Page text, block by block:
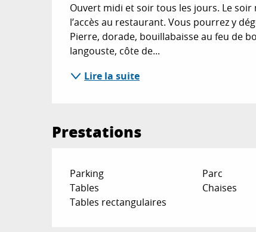
Ouvert midi et soir tous les jours. Le
l’accès au restaurant. Vous pourrez y
Pierre, dorade, bouillabaisse au feu de
langouste, côte de...
Lire la suite
Prestations
Parking Parc
Tables
Chaises
Tables rectangulaires